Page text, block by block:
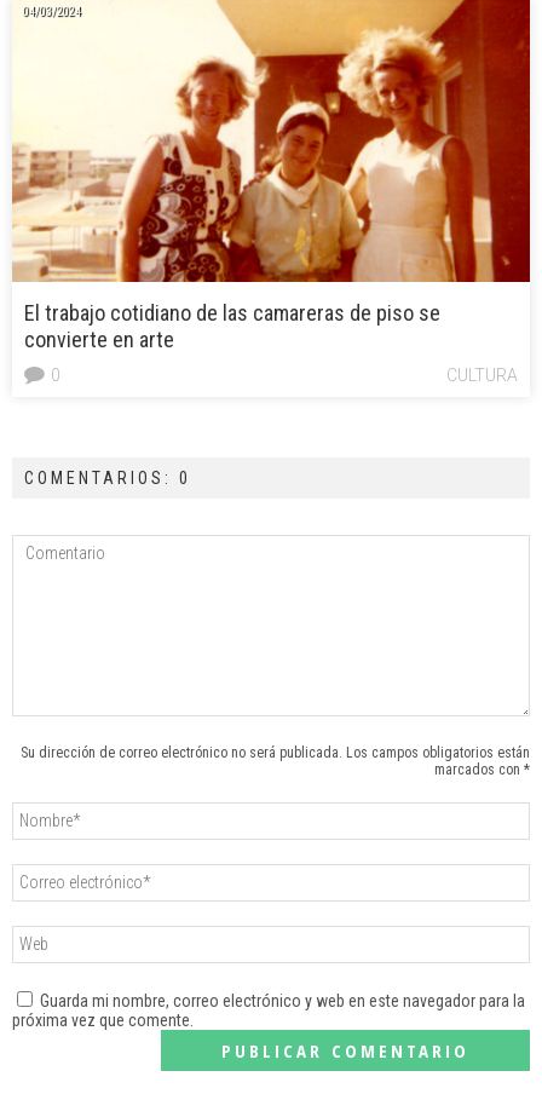
04/03/2024
El trabajo cotidiano de las camareras de piso se
convierte en arte
CULTURA
0
COMENTARIOS: 0
Su dirección de correo electrónico no será publicada. Los campos obligatorios están
marcados con *
Guarda mi nombre, correo electrónico y web en este navegador para la
próxima vez que comente.